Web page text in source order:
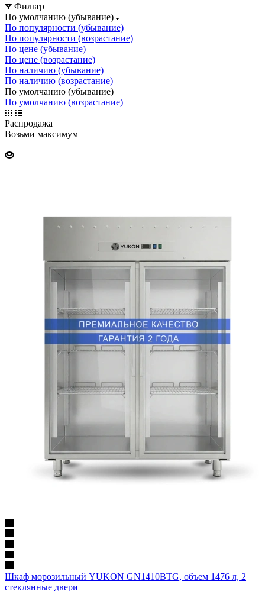
Фильтр
По умолчанию (убывание)
По популярности (убывание)
По популярности (возрастание)
По цене (убывание)
По цене (возрастание)
По наличию (убывание)
По наличию (возрастание)
По умолчанию (убывание)
По умолчанию (возрастание)
Распродажа
Возьми максимум
Шкаф морозильный YUKON GN1410BTG, объем 1476 л, 2
стеклянные двери